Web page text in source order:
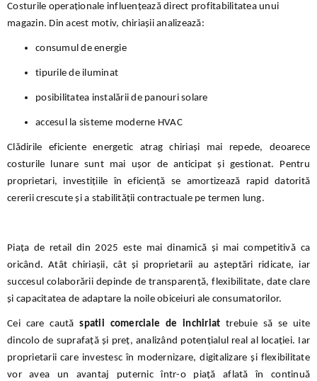
Costurile operaționale influențează direct profitabilitatea unui
magazin. Din acest motiv, chiriașii analizează:
consumul de energie
tipurile de iluminat
posibilitatea instalării de panouri solare
accesul la sisteme moderne HVAC
Clădirile eficiente energetic atrag chiriași mai repede, deoarece
costurile lunare sunt mai ușor de anticipat și gestionat. Pentru
proprietari, investițiile în eficiență se amortizează rapid datorită
cererii crescute și a stabilității contractuale pe termen lung.
Piața de retail din 2025 este mai dinamică și mai competitivă ca
oricând. Atât chiriașii, cât și proprietarii au așteptări ridicate, iar
succesul colaborării depinde de transparență, flexibilitate, date clare
și capacitatea de adaptare la noile obiceiuri ale consumatorilor.
Cei care cautăspatii comerciale de inchiriat trebuie să se uite
dincolo de suprafață și preț, analizând potențialul real al locației. Iar
proprietarii care investesc în modernizare, digitalizare și flexibilitate
vor avea un avantaj puternic într-o piață aflată în continuă